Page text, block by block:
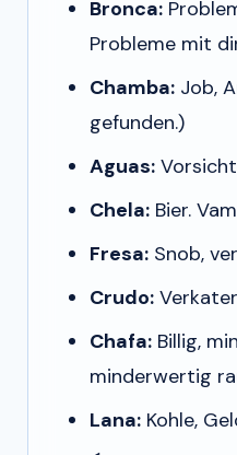
Bronca:
Probleme mit
Chamba: Job,
gefunden.)
Aguas:
Chela: Bier.
Fresa: Snob,
Crudo:
Chafa: Billig,
minderwertig
Lana: Kohle,